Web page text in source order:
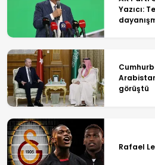
Yazıcı:
görüştü
Rafael